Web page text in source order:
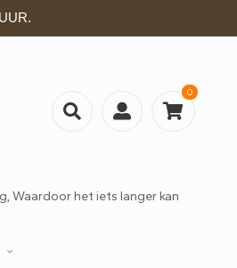
0
Waardoor het iets langer kan